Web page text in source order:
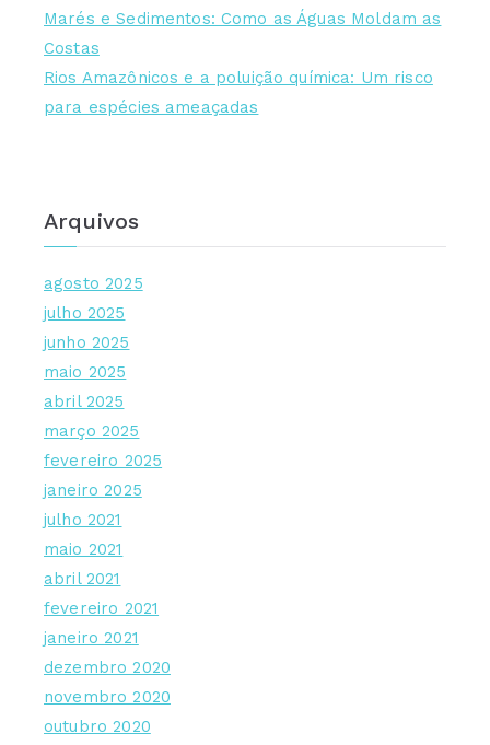
Marés e Sedimentos: Como as Águas Moldam as
Costas
Rios Amazônicos e a poluição química: Um risco
para espécies ameaçadas
Arquivos
agosto 2025
julho 2025
junho 2025
maio 2025
abril 2025
março 2025
fevereiro 2025
janeiro 2025
julho 2021
maio 2021
abril 2021
fevereiro 2021
janeiro 2021
dezembro 2020
novembro 2020
outubro 2020